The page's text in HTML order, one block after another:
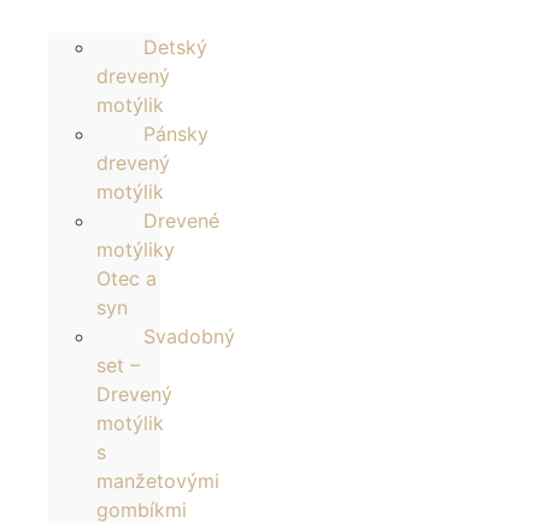
Detský
drevený
motýlik
Pánsky
drevený
motýlik
Drevené
motýliky
Otec a
syn
Svadobný
set –
Drevený
motýlik
s
manžetovými
gombíkmi